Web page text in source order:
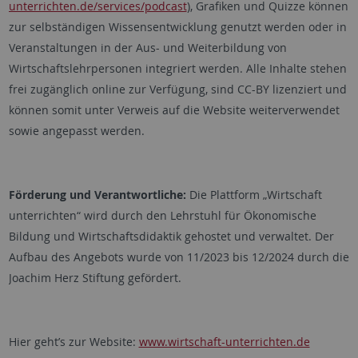
unterrichten.de/services/podcast), Grafiken und Quizze können
zur selbständigen Wissensentwicklung genutzt werden oder in
Veranstaltungen in der Aus- und Weiterbildung von
Wirtschaftslehrpersonen integriert werden. Alle Inhalte stehen
frei zugänglich online zur Verfügung, sind CC-BY lizenziert und
können somit unter Verweis auf die Website weiterverwendet
sowie angepasst werden.
Förderung und Verantwortliche: Die Plattform „Wirtschaft
unterrichten“ wird durch den Lehrstuhl für Ökonomische
Bildung und Wirtschaftsdidaktik gehostet und verwaltet. Der
Aufbau des Angebots wurde von 11/2023 bis 12/2024 durch die
Joachim Herz Stiftung gefördert.
Hier geht’s zur Website: www.wirtschaft-unterrichten.de